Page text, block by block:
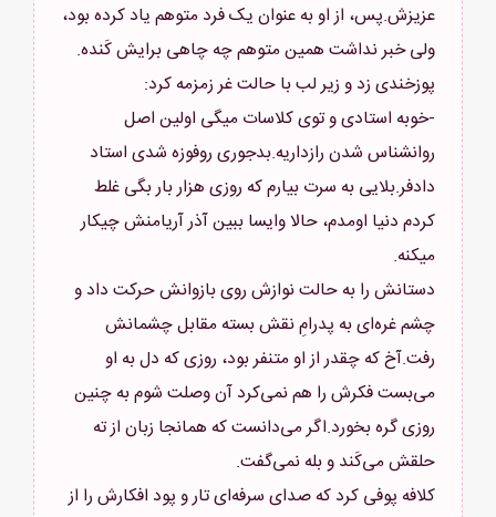
عزیزش.پس، از او به عنوان یک فرد متوهم یاد کرده بود،
ولی خبر نداشت همین متوهم چه چاهی برایش کَنده.
-خوبه استادی و توی کلاسات میگی اولین اصل
روانشناس شدن رازداریه.بدجوری روفوزه شدی استاد
دادفر.بلایی به سرت بیارم که روزی هزار بار بگی غلط
کردم دنیا اومدم، حالا وایسا ببین آذر آریامنش چیکار
دستانش را به حالت نوازش روی بازوانش حرکت داد و
چشم غره‌ای به پدرامِ نقش بسته مقابل چشمانش
رفت.آخ که چقدر از او متنفر بود، روزی که دل به او
می‌بست فکرش را هم نمی‌کرد آن وصلت شوم به چنین
روزی گره بخورد.اگر می‌دانست که همانجا زبان از ته
کلافه پوفی کرد که صدای سرفه‌ای تار و پود افکارش را از